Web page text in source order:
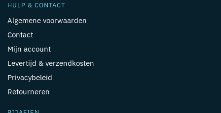
HULP & CONTACT
Algemene voorwaarden
Contact
Mijn account
Levertijd & verzendkosten
Privacybeleid
Retourneren